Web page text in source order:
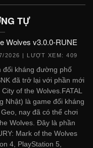
TỰ
Wolves v3.0.0-RUNE
2026 | LƯỢT XEM: 409
đối kháng đường phố
đã trở lại với phần mới
of the Wolves.FATAL
Nhật) là game đối kháng
nay đã có thể chơi
Wolves. Đây là phần
Mark of the Wolves
4, PlayStation 5,